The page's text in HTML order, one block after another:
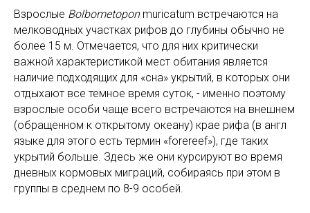
Взрослые Bolbometoponmuricatum встречаются на
мелководных участках рифов до глубины обычно не
более 15 м. Отмечается, что для них критически
важной характеристикой мест обитания является
наличие подходящих для «сна» укрытий, в которых они
отдыхают все темное время суток, - именно поэтому
взрослые особи чаще всего встречаются на внешнем
(обращенном к открытому океану) крае рифа (в англ
языке для этого есть термин «forereef»), где таких
укрытий больше. Здесь же они курсируют во время
дневных кормовых миграций, собираясь при этом в
группы в среднем по 8-9 особей.